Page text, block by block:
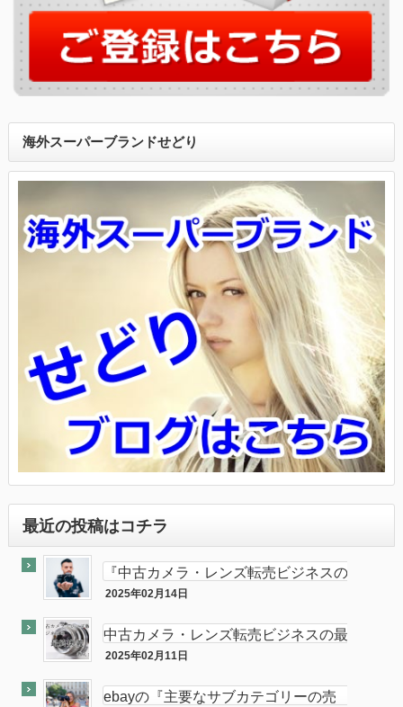
海外スーパーブランドせどり
最近の投稿はコチラ
『中古カメラ・レンズ転売ビジネスの
最終奥義教えます』のebay輸出会員
2025年02月14日
中古カメラ・レンズ転売ビジネスの最
終奥義教えます…を販売開始し数ヶ月
2025年02月11日
ebayの『主要なサブカテゴリーの売